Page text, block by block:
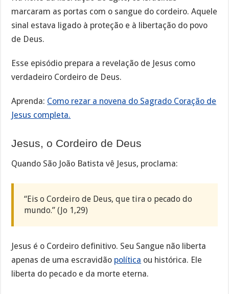
marcaram as portas com o sangue do cordeiro. Aquele
sinal estava ligado à proteção e à libertação do povo
de Deus.
Esse episódio prepara a revelação de Jesus como
verdadeiro Cordeiro de Deus.
Aprenda: Como rezar a novena do Sagrado Coração de
Jesus completa.
Jesus, o Cordeiro de Deus
Quando São João Batista vê Jesus, proclama:
“Eis o Cordeiro de Deus, que tira o pecado do
mundo.” (Jo 1,29)
Jesus é o Cordeiro definitivo. Seu Sangue não liberta
apenas de uma escravidão política ou histórica. Ele
liberta do pecado e da morte eterna.